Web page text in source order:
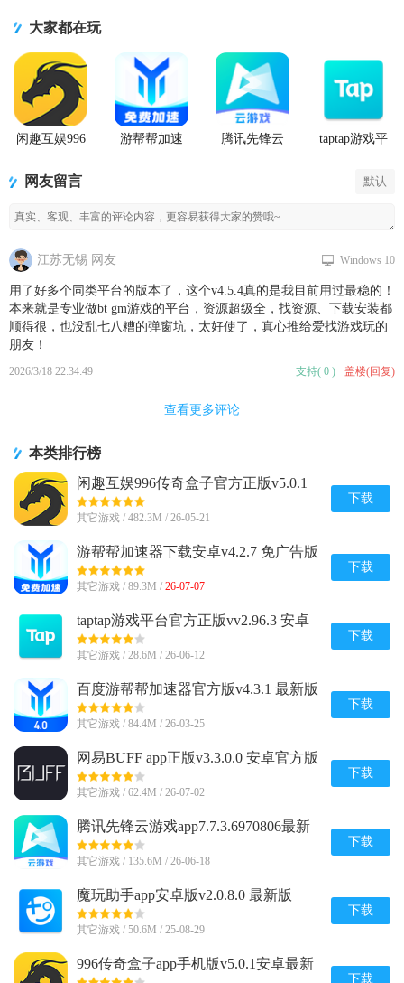
大家都在玩
闲趣互娱996
游帮帮加速
腾讯先锋云
taptap游戏平
网友留言 默认
江苏无锡 网友
2026/3/18 22:34:49
用了好多个同类平台的版本了，这个v4.5.4真的是我目前用过最稳的！
本来就是专业做bt gm游戏的平台，资源超级全，找资源、下载安装都
顺得很，也没乱七八糟的弹窗坑，太好使了，真心推给爱找游戏玩的
朋友！
Windows 10
支持( 0 ) 盖楼(回复)
查看更多评论
本类排行榜
闲趣互娱996传奇盒子官方正版v5.0.1
赚钱版
其它游戏 / 482.3M / 26-05-21
下载
游帮帮加速器下载安卓v4.2.7 免广告版
其它游戏 / 89.3M / 26-07-07
下载
taptap游戏平台官方正版vv2.96.3 安卓
最新版
其它游戏 / 28.6M / 26-06-12
下载
百度游帮帮加速器官方版v4.3.1 最新版
其它游戏 / 84.4M / 26-03-25
下载
网易BUFF app正版v3.3.0.0 安卓官方版
其它游戏 / 62.4M / 26-07-02
下载
腾讯先锋云游戏app7.7.3.6970806最新
版
其它游戏 / 135.6M / 26-06-18
下载
魔玩助手app安卓版v2.0.8.0 最新版
其它游戏 / 50.6M / 25-08-29
下载
996传奇盒子app手机版v5.0.1安卓最新
版
下载